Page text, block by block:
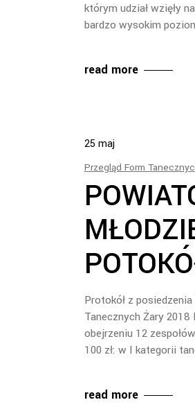
którym udział wzięły
bardzo wysokim
read more
25 maj
Przegląd Form
Protokół z
Tanecznych Żary 2018
obejrzeniu 12
100 zł: w I kategorii
read more